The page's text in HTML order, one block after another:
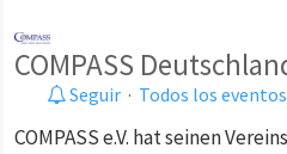
COMPASS
Seguir · Todos los eventos
COMPASS e.V. hat seinen